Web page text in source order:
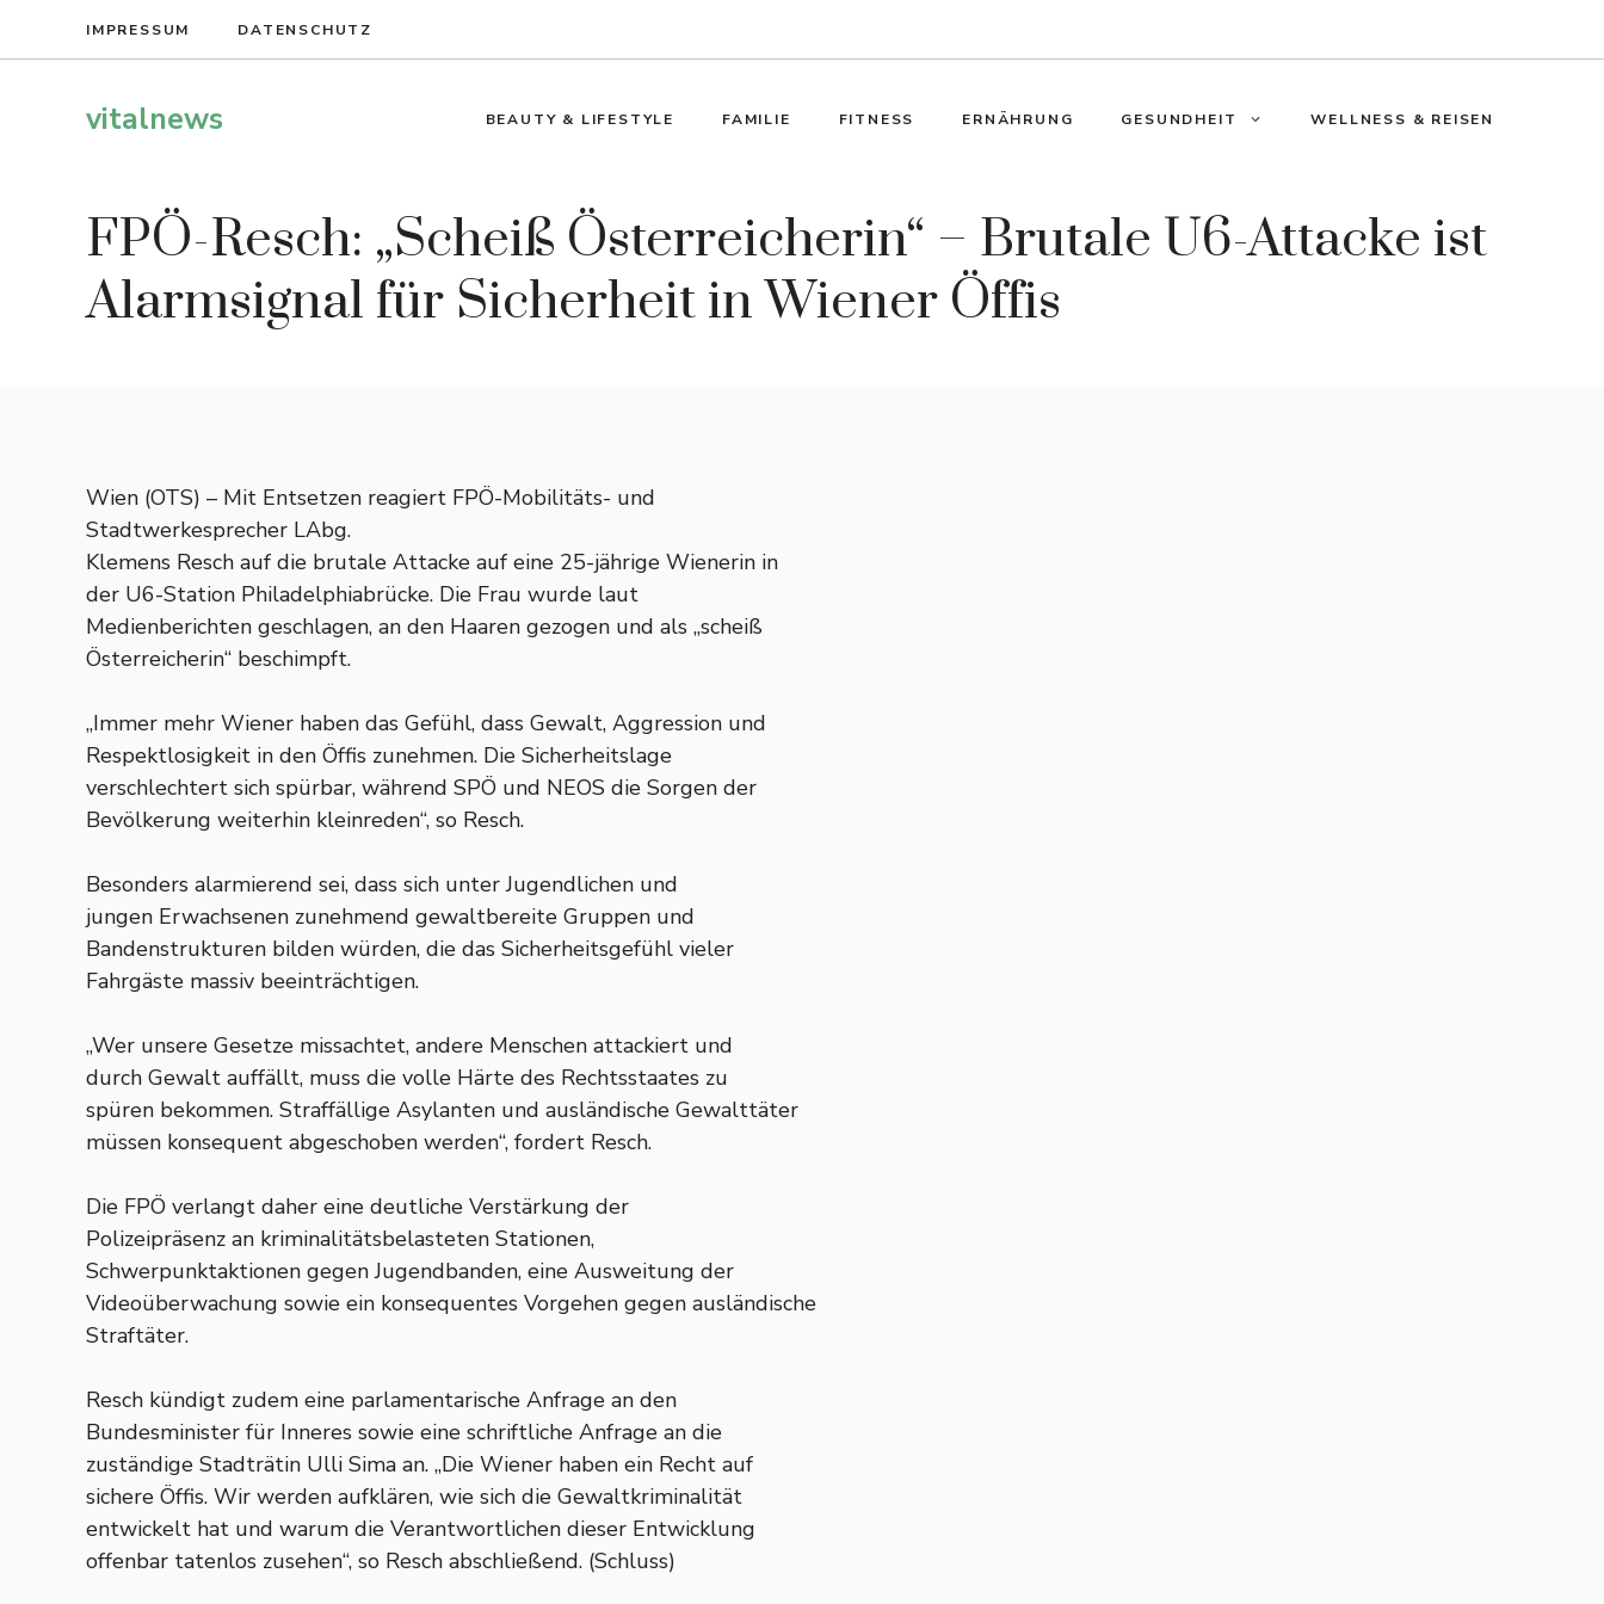
IMPRESSUM DATENSCHUTZ
vitalnews BEAUTY & LIFESTYLE FAMILIE FITNESS ERNÄHRUNG GESUNDHEIT WELLNESS & REISEN
FPÖ-Resch: „Scheiß Österreicherin“ – Brutale U6-Attacke ist
Alarmsignal für Sicherheit in Wiener Öffis
Wien (OTS) – Mit Entsetzen reagiert FPÖ-Mobilitäts- und
Stadtwerkesprecher LAbg.
Klemens Resch auf die brutale Attacke auf eine 25-jährige Wienerin in
der U6-Station Philadelphiabrücke. Die Frau wurde laut
Medienberichten geschlagen, an den Haaren gezogen und als „scheiß
Österreicherin“ beschimpft.
„Immer mehr Wiener haben das Gefühl, dass Gewalt, Aggression und
Respektlosigkeit in den Öffis zunehmen. Die Sicherheitslage
verschlechtert sich spürbar, während SPÖ und NEOS die Sorgen der
Bevölkerung weiterhin kleinreden“, so Resch.
Besonders alarmierend sei, dass sich unter Jugendlichen und
jungen Erwachsenen zunehmend gewaltbereite Gruppen und
Bandenstrukturen bilden würden, die das Sicherheitsgefühl vieler
Fahrgäste massiv beeinträchtigen.
„Wer unsere Gesetze missachtet, andere Menschen attackiert und
durch Gewalt auffällt, muss die volle Härte des Rechtsstaates zu
spüren bekommen. Straffällige Asylanten und ausländische Gewalttäter
müssen konsequent abgeschoben werden“, fordert Resch.
Die FPÖ verlangt daher eine deutliche Verstärkung der
Polizeipräsenz an kriminalitätsbelasteten Stationen,
Schwerpunktaktionen gegen Jugendbanden, eine Ausweitung der
Videoüberwachung sowie ein konsequentes Vorgehen gegen ausländische
Straftäter.
Resch kündigt zudem eine parlamentarische Anfrage an den
Bundesminister für Inneres sowie eine schriftliche Anfrage an die
zuständige Stadträtin Ulli Sima an. „Die Wiener haben ein Recht auf
sichere Öffis. Wir werden aufklären, wie sich die Gewaltkriminalität
entwickelt hat und warum die Verantwortlichen dieser Entwicklung
offenbar tatenlos zusehen“, so Resch abschließend. (Schluss)